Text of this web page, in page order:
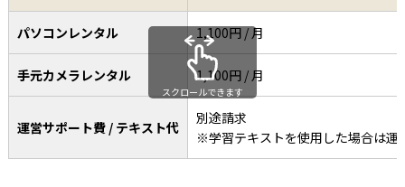
パソコンレンタル 1,100円 / 月
手元カメラレンタル 1,100円 / 月
運営サポート費 / テキスト代
別途請求
※学習テキストを使用した場合は運
スクロールできます